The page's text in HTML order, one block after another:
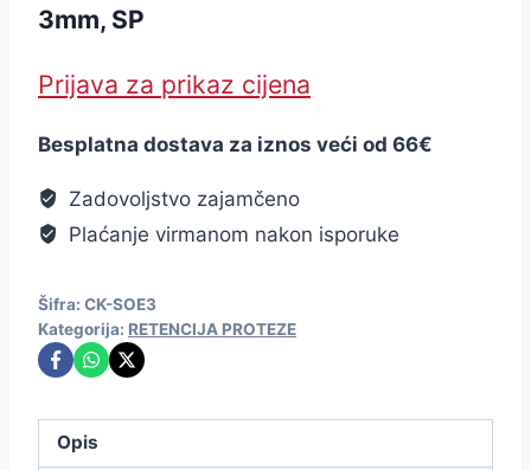
3mm, SP
Prijava za prikaz cijena
Besplatna dostava za iznos veći od 66€
Zadovoljstvo zajamčeno
Plaćanje virmanom nakon isporuke
Šifra: CK-SOE3
Kategorija: RETENCIJA PROTEZE
Opis